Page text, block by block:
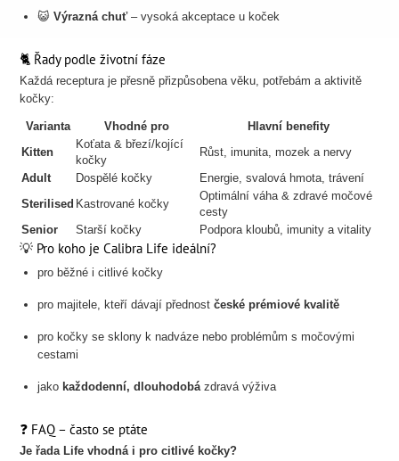
😺Výrazná chuť– vysoká akceptace u koček
🐈 Řady podle životní fáze
Každá receptura je přesně přizpůsobena věku, potřebám a aktivitě
kočky:
Varianta Vhodné pro
Hlavní benefity
Kitten
Koťata & březí/kojící
kočky
Růst, imunita, mozek a nervy
Adult
Dospělé kočky
Energie, svalová hmota, trávení
Sterilised Kastrované kočky
Optimální váha & zdravé močové
cesty
Senior
Starší kočky Podpora kloubů, imunity a vitality
💡 Pro koho je Calibra Life ideální?
pro běžné i citlivé kočky
pro majitele, kteří dávají přednostčeské prémiové kvalitě
pro kočky se sklony k nadváze nebo problémům s močovými
cestami
jako každodenní, dlouhodobázdravá výživa
❓ FAQ – často se ptáte
Je řada Life vhodná i pro citlivé kočky?